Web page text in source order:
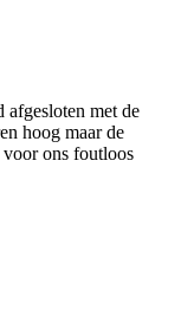
met de
hoog maar de
voor ons foutloos